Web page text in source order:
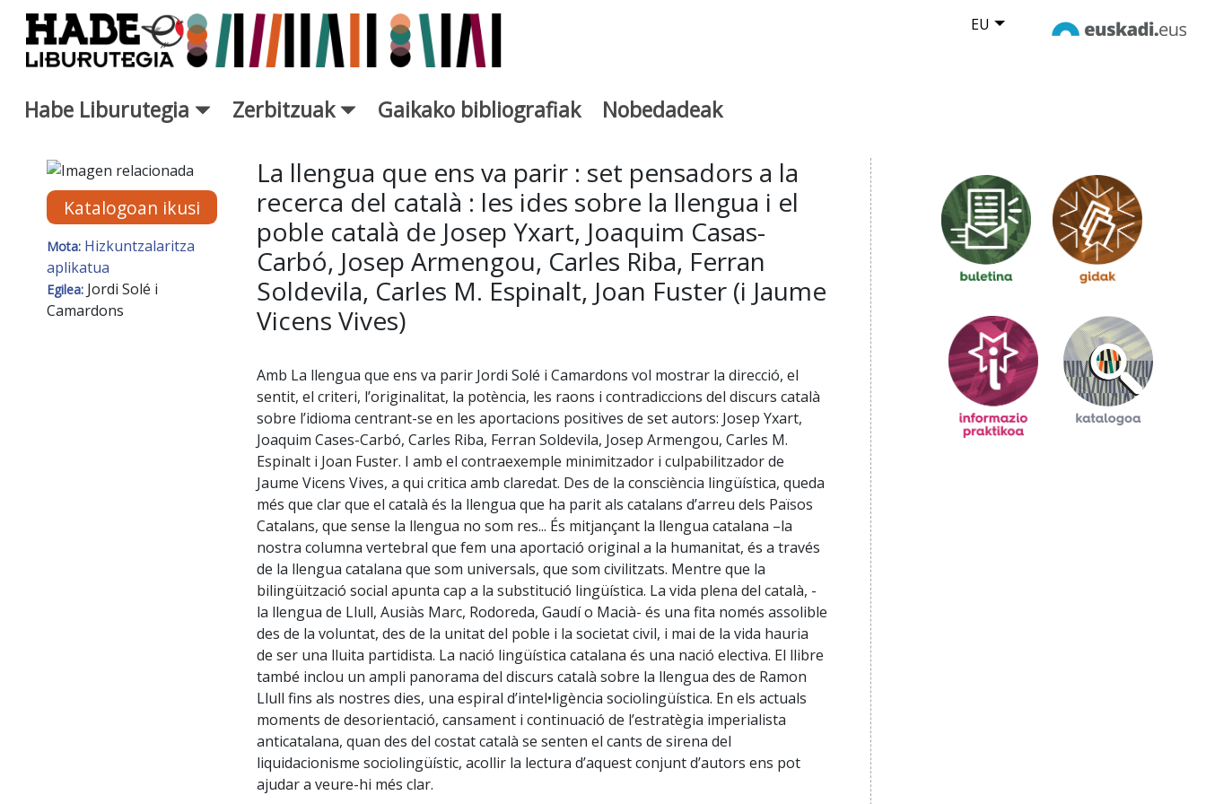
Eduki nagusira joan EU
Habe Liburutegia Zerbitzuak Gaikako bibliografiak Nobedadeak
Eskuratu berriak Fitxa - Liburutegia
Katalogoan ikusi
Mota: Hizkuntzalaritza
aplikatua
Egilea: Jordi Solé i
Camardons
La llengua que ens va parir : set pensadors a la
recerca del català : les ides sobre la llengua i el
poble català de Josep Yxart, Joaquim Casas-
Carbó, Josep Armengou, Carles Riba, Ferran
Soldevila, Carles M. Espinalt, Joan Fuster (i Jaume
Vicens Vives)
Amb La llengua que ens va parir Jordi Solé i Camardons vol mostrar la direcció, el
sentit, el criteri, l’originalitat, la potència, les raons i contradiccions del discurs català
sobre l’idioma centrant-se en les aportacions positives de set autors: Josep Yxart,
Joaquim Cases-Carbó, Carles Riba, Ferran Soldevila, Josep Armengou, Carles M.
Espinalt i Joan Fuster. I amb el contraexemple minimitzador i culpabilitzador de
Jaume Vicens Vives, a qui critica amb claredat. Des de la consciència lingüística, queda
més que clar que el català és la llengua que ha parit als catalans d’arreu dels Països
Catalans, que sense la llengua no som res... És mitjançant la llengua catalana –la
nostra columna vertebral que fem una aportació original a la humanitat, és a través
de la llengua catalana que som universals, que som civilitzats. Mentre que la
bilingüització social apunta cap a la substitució lingüística. La vida plena del català, -
la llengua de Llull, Ausiàs Marc, Rodoreda, Gaudí o Macià- és una fita només assolible
des de la voluntat, des de la unitat del poble i la societat civil, i mai de la vida hauria
de ser una lluita partidista. La nació lingüística catalana és una nació electiva. El llibre
també inclou un ampli panorama del discurs català sobre la llengua des de Ramon
Llull fins als nostres dies, una espiral d’intel•ligència sociolingüística. En els actuals
moments de desorientació, cansament i continuació de l’estratègia imperialista
anticatalana, quan des del costat català se senten el cants de sirena del
liquidacionisme sociolingüístic, acollir la lectura d’aquest conjunt d’autors ens pot
ajudar a veure-hi més clar.